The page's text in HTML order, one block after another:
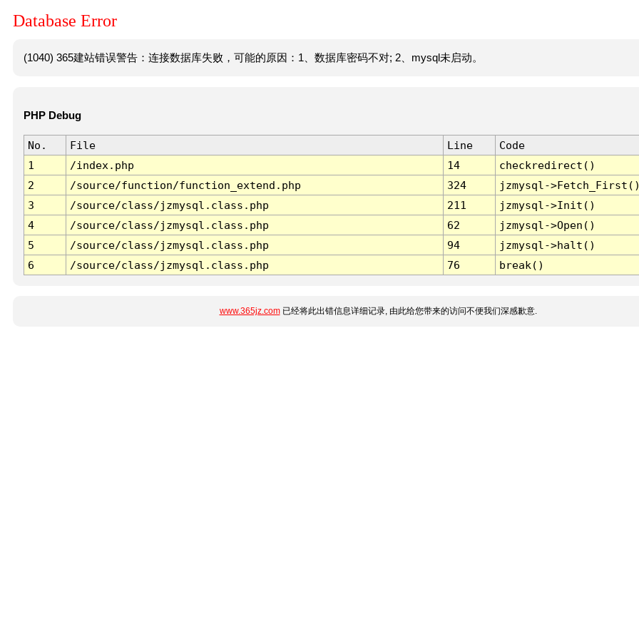
Database Error
(1040) 365建站错误警告：连接数据库失败，可能的原因：1、数据库密码不对; 2、mysql未启动。
PHP Debug
No. File Line
Code
1
/index.php 14
checkredirect()
2
/source/function/function_extend.php 324
jzmysql-
3
/source/class/jzmysql.class.php 211
jzmysql->Init()
4
/source/class/jzmysql.class.php 62
jzmysql->Open()
5
/source/class/jzmysql.class.php 94
jzmysql->halt()
6
/source/class/jzmysql.class.php 76 break()
www.365jz.com已经将此出错信息详细记录, 由此给您带来的访问不便我们深感歉意.